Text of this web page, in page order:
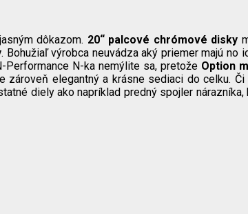
dôkazom. 20“ palcové chrómové disky
. Bohužiaľ výrobca neuvádza aký priemer majú
Performance N-ka nemýlite sa, pretože Option
zároveň elegantný a krásne sediaci do celku.
diely ako napríklad predný spojler nárazníka,